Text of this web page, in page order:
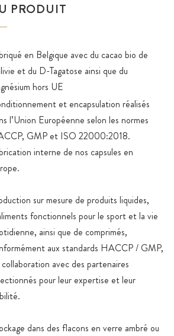
PRODUIT
en Belgique avec du cacao bio de
et du D-Tagatose ainsi que du
hors UE
et encapsulation réalisés
l’Union Européenne selon les normes
GMP et ISO 22000:2018.
interne de nos capsules en
sur mesure de produits liquides,
fonctionnels pour le sport et la vie
ainsi que de comprimés,
aux standards HACCP / GMP,
avec des partenaires
pour leur expertise et leur
dans des flacons en verre ambré ou